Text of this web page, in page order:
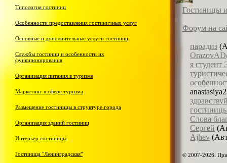
Типология гостиниц
Особенности предоставления гостиничных услуг
Основные и дополнительные услуги гостиниц
Службы гостиниц и особенности их
функционирования
Организация питания в туризме
Маркетинг в сфере туризма
Размещение гостиницы в структуре города
Организация зданий гостиниц
Интерьер гостиницы
Гостиница "Ленинградская"
Гостиницы
Форум на
парадиз
я
Слова
Сергей
Ajhev
© 2007-2026. При